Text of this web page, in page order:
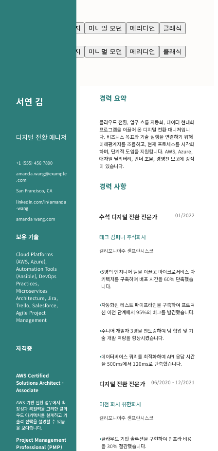
프레스티지 미니멀 모던 메리디언
클래식
프레스티지 미니멀 모던 메리디언
클래식
서연 김
디지털 전환 매니저
+1 (555) 456-7890
amanda.wang@example
.com
San Francisco, CA
linkedin.com/in/amanda
-wang
amanda-wang.com
보유 기술
Cloud Platforms
(AWS, Azure),
Automation Tools
(Ansible), DevOps
Practices,
Microservices
Architecture, Jira,
Trello, Salesforce,
Agile Project
Management
자격증
AWS Certified
Solutions Architect -
Associate
AWS 기반 전환 업무에서 확
장성과 복원력을 고려한 클라
우드 아키텍처를 설계하고 기
술적 선택을 설명할 수 있음
을 보여줍니다.
Project Management
Professional (PMP)
경력 요약
클라우드 전환, 업무 흐름 자동화, 데이터 현대화
프로그램을 이끌어 온 디지털 전환 매니저입니
다. 비즈니스 목표와 기술 실행을 연결하기 위해
이해관계자를 조율하고, 현재 프로세스를 시각화
하며, 단계적 도입을 지원합니다. AWS, Azure,
애자일 딜리버리, 벤더 조율, 경영진 보고에 강점
이 있습니다.
경력 사항
수석 디지털 전환 전문가 01/2022
테크 컴퍼니 주식회사
캘리포니아주 샌프란시스코
•5명의 엔지니어 팀을 이끌고 마이크로서비스 아
키텍처를 구축하여 배포 시간을 60% 단축했습
니다.
•자동화된 테스트 파이프라인을 구축하여 프로덕
션 이전 단계에서 95%의 버그를 발견했습니다.
•주니어 개발자 3명을 멘토링하여 팀 협업 및 기
술 개발 역량을 향상시켰습니다.
•데이터베이스 쿼리를 최적화하여 API 응답 시간
을 500ms에서 120ms로 단축했습니다.
디지털 전환 전문가 06/2020 - 12/2021
이전 회사 유한회사
캘리포니아주 샌프란시스코
•클라우드 기반 솔루션을 구현하여 인프라 비용
을 30% 절감했습니다.